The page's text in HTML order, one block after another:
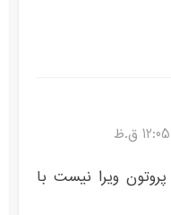
ویرا نیست با